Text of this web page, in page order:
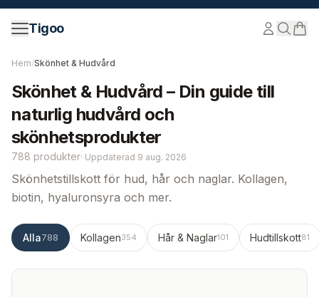
Hoppa till innehåll
Tigoo
Hem/Skönhet & Hudvård
Skönhet & Hudvård – Din guide till
naturlig hudvård och
skönhetsprodukter
788 produkter· Uppdaterad 9 aug. 2026
Skönhetstillskott för hud, hår och naglar. Kollagen,
biotin, hyaluronsyra och mer.
Alla788 Kollagen354 Hår & Naglar101 Hudtillskott81